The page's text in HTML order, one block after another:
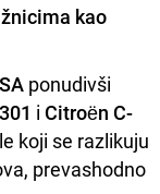
kao
ponudivši
i Citroën C-
koji se razlikuju
prevashodno